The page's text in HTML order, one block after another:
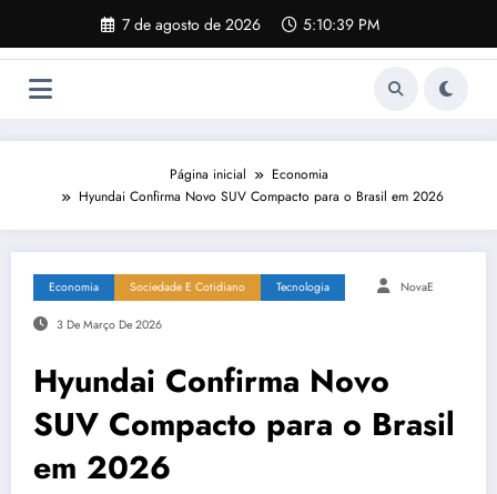
o
7 de agosto de 2026 5:10:40 PM
Página inicial
Economia
Hyundai Confirma Novo SUV Compacto para o Brasil em 2026
Economia Sociedade E Cotidiano Tecnologia NovaE
3 De Março De 2026
Hyundai Confirma Novo
SUV Compacto para o Brasil
em 2026